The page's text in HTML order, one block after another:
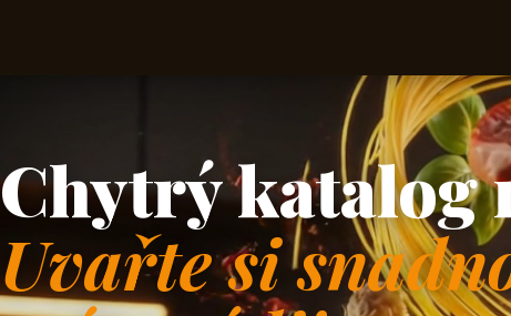
Chytrý katalog
Uvařte si